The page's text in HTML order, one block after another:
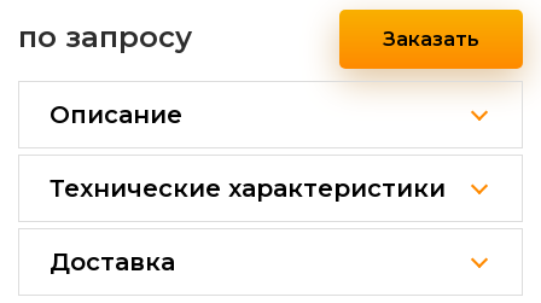
по запросу Заказать
Описание
Технические характеристики
Доставка